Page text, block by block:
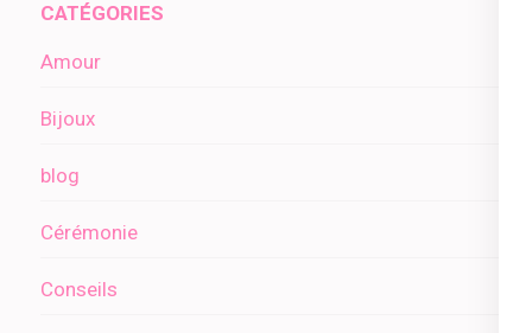
CATÉGORIES
Amour
Bijoux
blog
Cérémonie
Conseils